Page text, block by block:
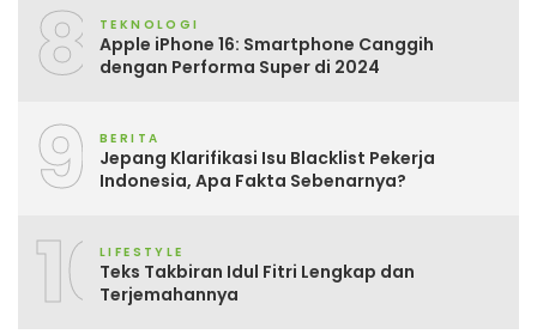
8 TEKNOLOGI
Apple iPhone 16: Smartphone Canggih
dengan Performa Super di 2024
9 BERITA
Jepang Klarifikasi Isu Blacklist Pekerja
Indonesia, Apa Fakta Sebenarnya?
10LIFESTYLE
Teks Takbiran Idul Fitri Lengkap dan
Terjemahannya